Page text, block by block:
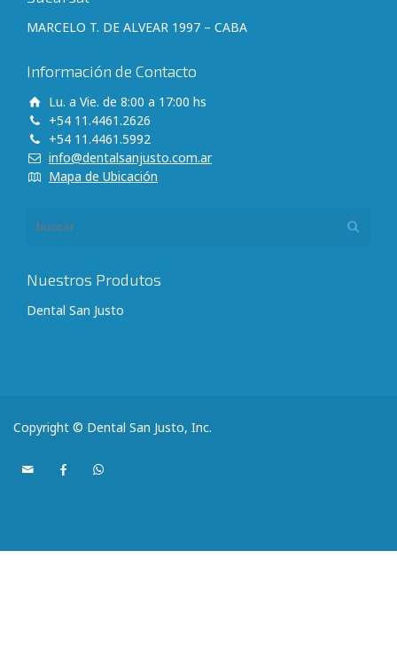
MARCELO T. DE ALVEAR 1997 – CABA
Información de Contacto
Lu. a Vie. de 8:00 a 17:00 hs
+54 11.4461.2626
+54 11.4461.5992
info@dentalsanjusto.com.ar
Mapa de Ubicación
Nuestros Produtos
Dental San Justo
Copyright © Dental San Justo, Inc.